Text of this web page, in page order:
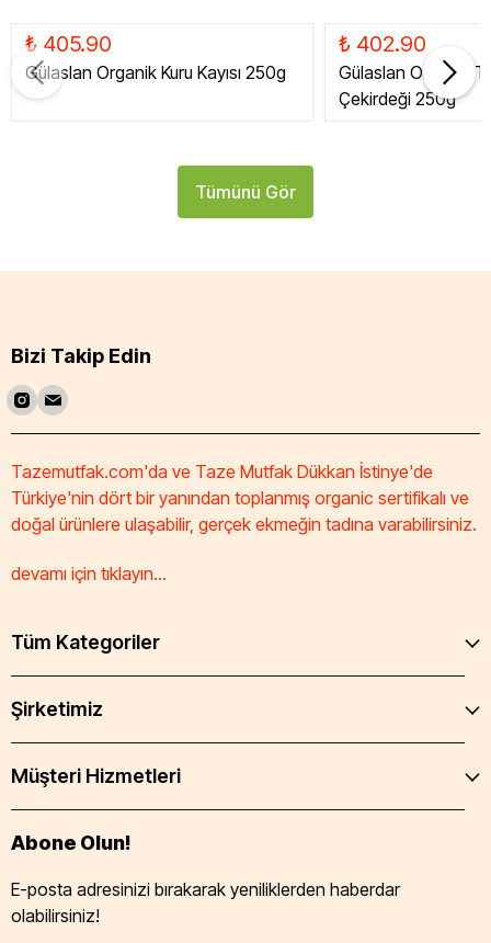
₺ 405.90
Gülaslan Organik Kuru Kayısı 250g
₺ 402.90
Gülaslan Organik
Çekirdeği 250g
Tümünü Gör
Bizi Takip Edin
Tazemutfak.com'da ve Taze Mutfak Dükkan İstinye'de
Türkiye'nin dört bir yanından toplanmış organic sertifikalı ve
doğal ürünlere ulaşabilir, gerçek ekmeğin tadına varabilirsiniz.
devamı için tıklayın...
Tüm Kategoriler
Şirketimiz
Müşteri Hizmetleri
Abone Olun!
E-posta adresinizi bırakarak yeniliklerden haberdar
olabilirsiniz!